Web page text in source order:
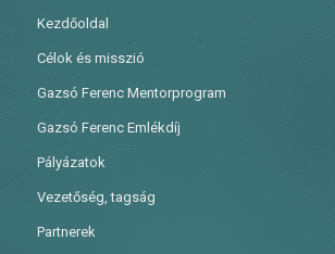
Kezdőoldal
Célok és misszió
Gazsó Ferenc Mentorprogram
Gazsó Ferenc Emlékdíj
Pályázatok
Vezetőség, tagság
Partnerek